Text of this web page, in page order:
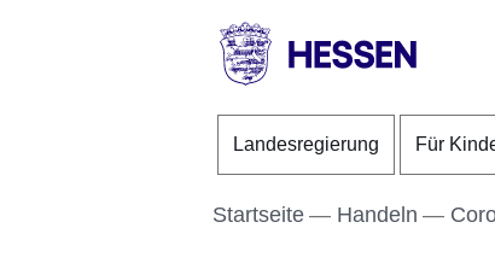
Direkt zum Kopf
Direkt zum Inhalt
Direkt zum Fuß
Landesregierung
Landesregierung Für
Startseite Handeln